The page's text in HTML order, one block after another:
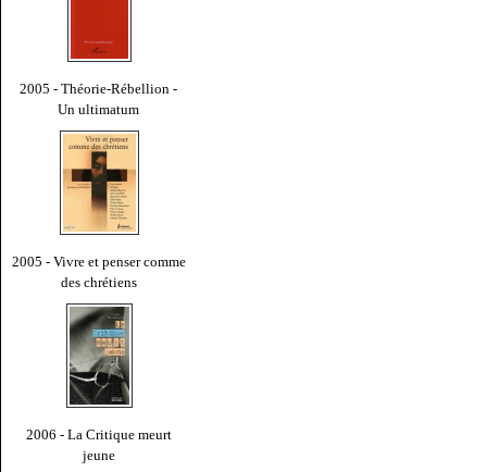
2005 - Théorie-Rébellion -
Un ultimatum
2005 - Vivre et penser comme
des chrétiens
2006 - La Critique meurt
jeune